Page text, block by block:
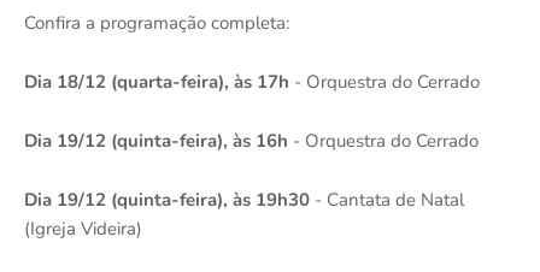
Confira a programação completa:
Dia 18/12 (quarta-feira), às 17h - Orquestra do Cerrado
Dia 19/12 (quinta-feira), às 16h - Orquestra do Cerrado
Dia 19/12 (quinta-feira), às 19h30 - Cantata de Natal
(Igreja Videira)